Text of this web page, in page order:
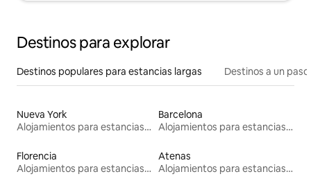
Destinos para explorar
Destinos populares para estancias largas Destinos a un
Nueva York
Alojamientos para estancias largas
Barcelona
Alojamientos para estancias largas
Florencia
Alojamientos para estancias largas
Atenas
Alojamientos para estancias largas